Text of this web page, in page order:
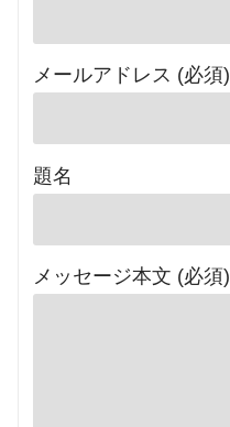
メールアドレス (必須)
題名
メッセージ本文 (必須)